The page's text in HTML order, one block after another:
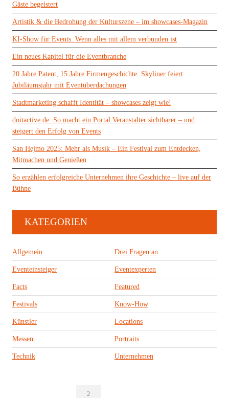
Gäste begeistert
Artistik & die Bedrohung der Kulturszene – im showcases-Magazin
KI-Show für Events: Wenn alles mit allem verbunden ist
Ein neues Kapitel für die Eventbranche
20 Jahre Patent, 15 Jahre Firmengeschichte: Skyliner feiert
Jubiläumsjahr mit Eventüberdachungen
Stadtmarketing schafft Identität – showcases zeigt wie!
doitactive.de: So macht ein Portal Veranstalter sichtbarer – und
steigert den Erfolg von Events
San Hejmo 2025: Mehr als Musik – Ein Festival zum Entdecken,
Mitmachen und Genießen
So erzählen erfolgreiche Unternehmen ihre Geschichte – live auf der
Bühne
KATEGORIEN
Allgemein Drei Fragen an
Eventeinsteiger Eventexperten
Facts Featured
Festivals Know-How
Künstler Locations
Messen Portraits
Technik Unternehmen
2